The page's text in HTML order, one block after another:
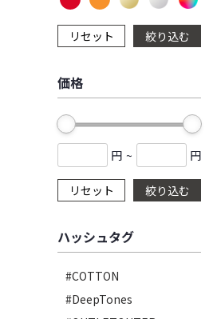
リセット 絞り込む
価格
円 ~ 円
リセット 絞り込む
ハッシュタグ
#COTTON
#DeepTones